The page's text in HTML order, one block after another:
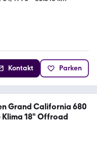
Kontakt Parken
Grand California 680
Klima 18" Offroad